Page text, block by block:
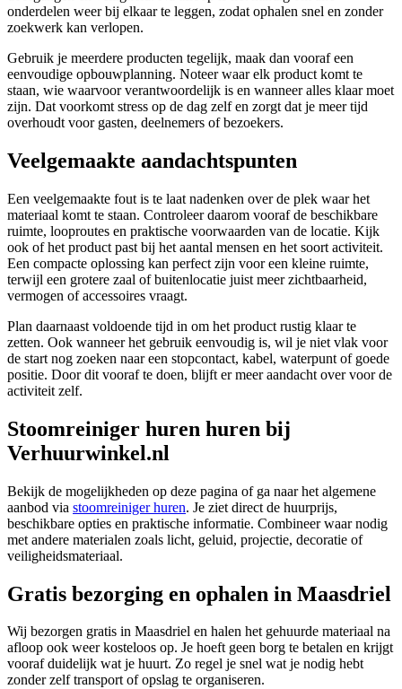
onderdelen weer bij elkaar te leggen, zodat ophalen snel en zonder
zoekwerk kan verlopen.
Gebruik je meerdere producten tegelijk, maak dan vooraf een
eenvoudige opbouwplanning. Noteer waar elk product komt te
staan, wie waarvoor verantwoordelijk is en wanneer alles klaar moet
zijn. Dat voorkomt stress op de dag zelf en zorgt dat je meer tijd
overhoudt voor gasten, deelnemers of bezoekers.
Veelgemaakte aandachtspunten
Een veelgemaakte fout is te laat nadenken over de plek waar het
materiaal komt te staan. Controleer daarom vooraf de beschikbare
ruimte, looproutes en praktische voorwaarden van de locatie. Kijk
ook of het product past bij het aantal mensen en het soort activiteit.
Een compacte oplossing kan perfect zijn voor een kleine ruimte,
terwijl een grotere zaal of buitenlocatie juist meer zichtbaarheid,
vermogen of accessoires vraagt.
Plan daarnaast voldoende tijd in om het product rustig klaar te
zetten. Ook wanneer het gebruik eenvoudig is, wil je niet vlak voor
de start nog zoeken naar een stopcontact, kabel, waterpunt of goede
positie. Door dit vooraf te doen, blijft er meer aandacht over voor de
activiteit zelf.
Stoomreiniger huren huren bij
Verhuurwinkel.nl
Bekijk de mogelijkheden op deze pagina of ga naar het algemene
aanbod via stoomreiniger huren. Je ziet direct de huurprijs,
beschikbare opties en praktische informatie. Combineer waar nodig
met andere materialen zoals licht, geluid, projectie, decoratie of
veiligheidsmateriaal.
Gratis bezorging en ophalen in Maasdriel
Wij bezorgen gratis in Maasdriel en halen het gehuurde materiaal na
afloop ook weer kosteloos op. Je hoeft geen borg te betalen en krijgt
vooraf duidelijk wat je huurt. Zo regel je snel wat je nodig hebt
zonder zelf transport of opslag te organiseren.